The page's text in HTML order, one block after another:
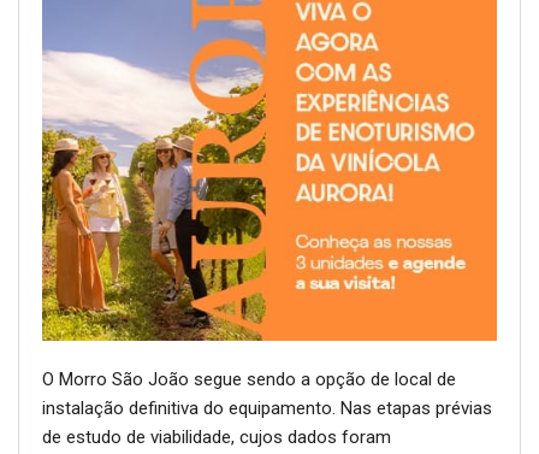
O Morro São João segue sendo a opção de local de
instalação definitiva do equipamento. Nas etapas prévias
de estudo de viabilidade, cujos dados foram